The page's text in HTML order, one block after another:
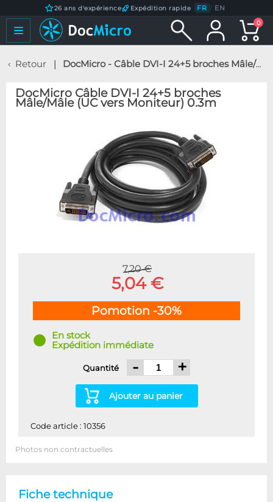
26 ans d'expérience Expédition rapide FR / EN
0
Retour DocMicro - Câble DVI-I 24+5 broches Mâle/Mâle (UC vers Moniteur) 0.3m
DocMicro Câble DVI-I 24+5 broches
Mâle/Mâle (UC vers Moniteur) 0.3m
7,20 €
5,04 €
Pomotion -30%
En stock
Expédition immédiate
Quantité - +
Ajouter au panier
Code article : 10356
Photos non contractuelles
Fiche technique